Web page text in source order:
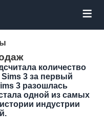
≡
количество
3 за первый
3 разошлась
одной из самых
индустрии